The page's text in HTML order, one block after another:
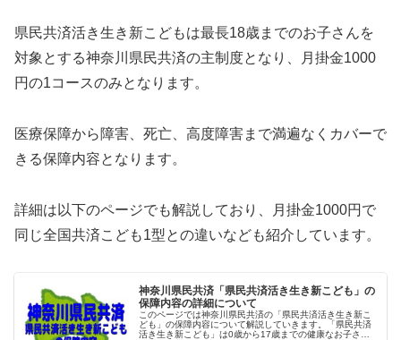
県民共済活き生き新こどもは最長18歳までのお子さんを
対象とする神奈川県民共済の主制度となり、月掛金1000
円の1コースのみとなります。
医療保障から障害、死亡、高度障害まで満遍なくカバーで
きる保障内容となります。
詳細は以下のページでも解説しており、月掛金1000円で
同じ全国共済こども1型との違いなども紹介しています。
神奈川県民共済「県民共済活き生き新こども」の
保障内容の詳細について
このページでは神奈川県民共済の「県民共済活き生き新こ
ども」の保障内容について解説していきます。「県民共済
活き生き新こども」は0歳から17歳までの健康なお子さん